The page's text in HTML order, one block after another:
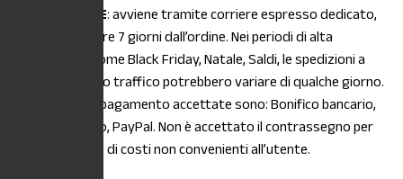
SPEDIZIONE: avviene tramite corriere espresso dedicato,
entro e non oltre 7 giorni dall’ordine. Nei periodi di alta
stagionalità, come Black Friday, Natale, Saldi, le spedizioni a
causa di intenso traffico potrebbero variare di qualche giorno.
Le modalità di pagamento accettate sono: Bonifico bancario,
Carta di credito, PayPal. Non è accettato il contrassegno per
maggiorazione di costi non convenienti all’utente.